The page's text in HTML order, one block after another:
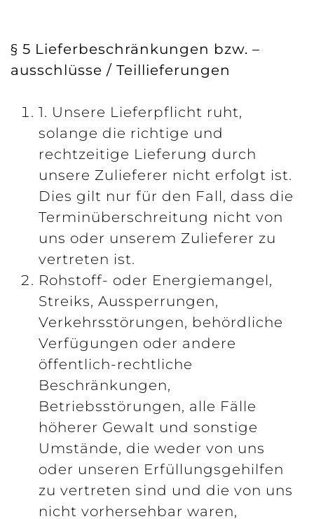
§ 5 Lieferbeschränkungen bzw. –
ausschlüsse / Teillieferungen
1. Unsere Lieferpflicht ruht,
solange die richtige und
rechtzeitige Lieferung durch
unsere Zulieferer nicht erfolgt ist.
Dies gilt nur für den Fall, dass die
Terminüberschreitung nicht von
uns oder unserem Zulieferer zu
vertreten ist.
Rohstoff- oder Energiemangel,
Streiks, Aussperrungen,
Verkehrsstörungen, behördliche
Verfügungen oder andere
öffentlich-rechtliche
Beschränkungen,
Betriebsstörungen, alle Fälle
höherer Gewalt und sonstige
Umstände, die weder von uns
oder unseren Erfüllungsgehilfen
zu vertreten sind und die von uns
nicht vorhersehbar waren,